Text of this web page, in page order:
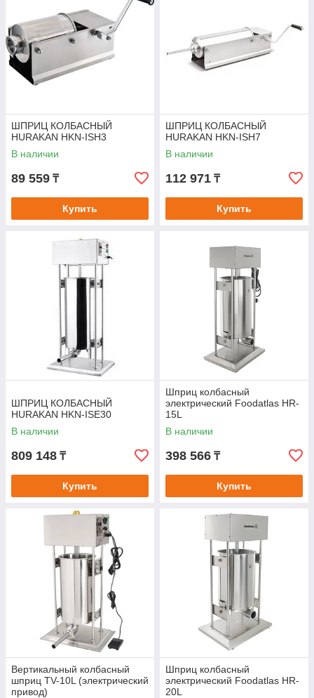
ШПРИЦ КОЛБАСНЫЙ
HURAKAN HKN-ISH3
В наличии
89 559 ₸
Купить
ШПРИЦ КОЛБАСНЫЙ
HURAKAN HKN-ISH7
В наличии
112 971 ₸
Купить
ШПРИЦ КОЛБАСНЫЙ
HURAKAN HKN-ISE30
В наличии
809 148 ₸
Купить
Шприц колбасный
электрический Foodatlas HR-
15L
В наличии
398 566 ₸
Купить
Вертикальный колбасный
шприц TV-10L (электрический
привод)
Шприц колбасный
электрический Foodatlas HR-
20L